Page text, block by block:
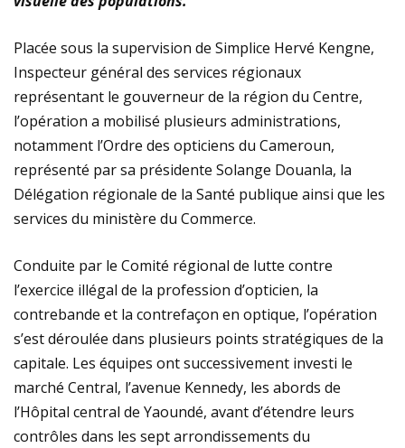
Placée sous la supervision de Simplice Hervé Kengne,
Inspecteur général des services régionaux
représentant le gouverneur de la région du Centre,
l’opération a mobilisé plusieurs administrations,
notamment l’Ordre des opticiens du Cameroun,
représenté par sa présidente Solange Douanla, la
Délégation régionale de la Santé publique ainsi que les
services du ministère du Commerce.
Conduite par le Comité régional de lutte contre
l’exercice illégal de la profession d’opticien, la
contrebande et la contrefaçon en optique, l’opération
s’est déroulée dans plusieurs points stratégiques de la
capitale. Les équipes ont successivement investi le
marché Central, l’avenue Kennedy, les abords de
l’Hôpital central de Yaoundé, avant d’étendre leurs
contrôles dans les sept arrondissements du